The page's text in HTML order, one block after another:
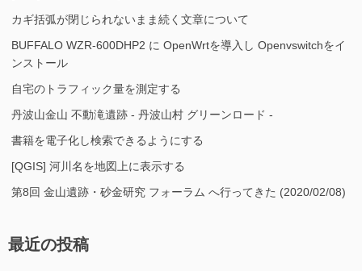
カギ括弧が閉じられないまま続く文章について
BUFFALO WZR-600DHP2 に OpenWrtを導入し Openvswitchをイ
ンストール
自宅のトラフィック量を測定する
丹波山金山 不動滝遺跡 - 丹波山村 グリーンロード -
書籍を電子化し検索できるようにする
[QGIS] 河川名を地図上に表示する
第8回 金山遺跡・砂金研究 フォーラム へ行ってきた (2020/02/08)
最近の投稿